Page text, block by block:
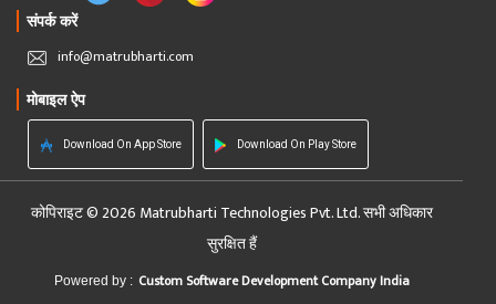
संपर्क करें
info@matrubharti.com
मोबाइल ऐप
Download On App Store Download On Play Store
कोपिराइट © 2026 Matrubharti Technologies Pvt. Ltd. सभी अधिकार
सुरक्षित हैं
Powered by : Custom Software Development Company India